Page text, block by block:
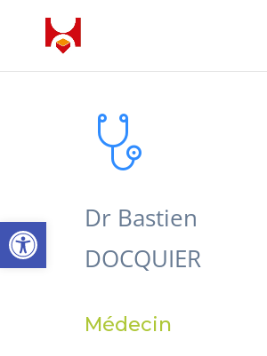
Ouvrir la barre d’outilsDr Bastien
DOCQUIER
Médecin